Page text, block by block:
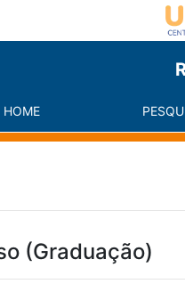
HOME
(Graduação)